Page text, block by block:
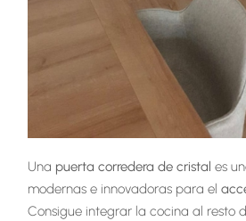
Una puerta corredera de cristal es
modernas e innovadoras para el
Consigue integrar la cocina al resto